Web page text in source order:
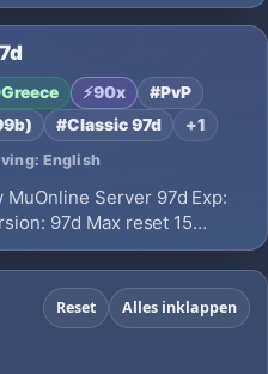
Points to add per
Greece ⚡90x
#PvP
#Classic 97d +1
English
MuOnline Server 97d Exp:
97d Max reset 15
“We are still working
it even better.” 🔥
Reset Alles inklappen